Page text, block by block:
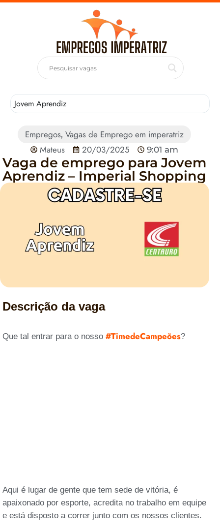
Jovem Aprendiz
Empregos,Vagas de Emprego em imperatriz
Mateus
20/03/2025 9:01 am
Vaga de emprego para Jovem
Aprendiz – Imperial Shopping
Descrição da vaga
Que tal entrar para o nosso #TimedeCampeões?
Aqui é lugar de gente que tem sede de vitória, é
apaixonado por esporte, acredita no trabalho em equipe
e está disposto a correr junto com os nossos clientes.